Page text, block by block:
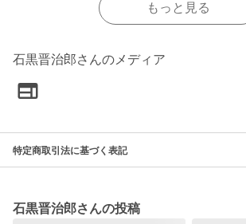
もっと見る
石黒晋治郎さんのメディア
特定商取引法に基づく表記
石黒晋治郎さんの投稿